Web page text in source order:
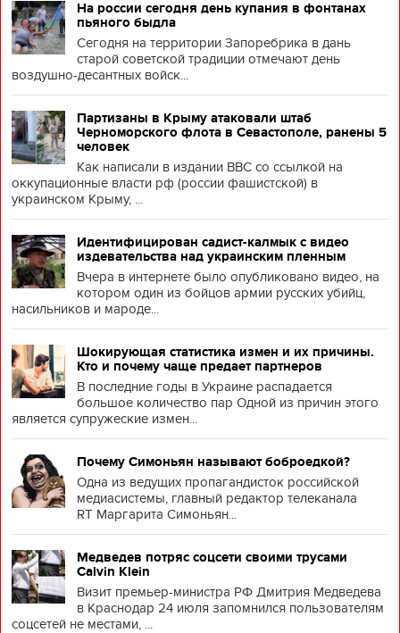
На россии сегодня день купания в фонтанах
пьяного быдла
Сегодня на территории Запоребрика в дань
старой советской традиции отмечают день
воздушно-десантных войск...
Партизаны в Крыму атаковали штаб
Черноморского флота в Севастополе, ранены 5
человек
Как написали в издании BBC со ссылкой на
оккупационные власти рф (россии фашистской) в
украинском Крыму, ...
Идентифицирован садист-калмык с видео
издевательства над украинским пленным
Вчера в интернете было опубликовано видео, на
котором один из бойцов армии русских убийц,
насильников и мароде...
Шокирующая статистика измен и их причины.
Кто и почему чаще предает партнеров
В последние годы в Украине распадается
большое количество пар Одной из причин этого
является супружеские измен...
Почему Симоньян называют боброедкой?
Одна из ведущих пропагандисток российской
медиасистемы, главный редактор телеканала
RT Маргарита Симоньян...
Медведев потряс соцсети своими трусами
Calvin Klein
Визит премьер-министра РФ Дмитрия Медведева
в Краснодар 24 июля запомнился пользователям
соцсетей не местами, ...